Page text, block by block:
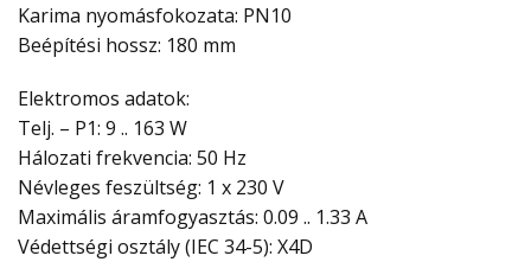
Karima nyomásfokozata: PN10
Beépítési hossz: 180 mm
Elektromos adatok:
Telj. – P1: 9 .. 163 W
Hálozati frekvencia: 50 Hz
Névleges feszültség: 1 x 230 V
Maximális áramfogyasztás: 0.09 .. 1.33 A
Védettségi osztály (IEC 34-5): X4D